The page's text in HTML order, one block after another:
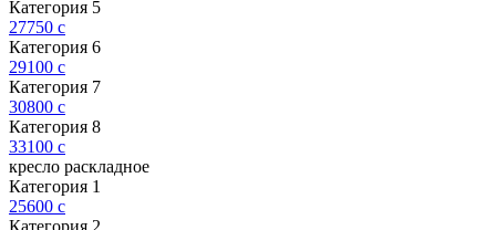
Категория 5
27750 c
Категория 6
29100 c
Категория 7
30800 c
Категория 8
33100 c
кресло раскладное
Категория 1
25600 c
Категория 2